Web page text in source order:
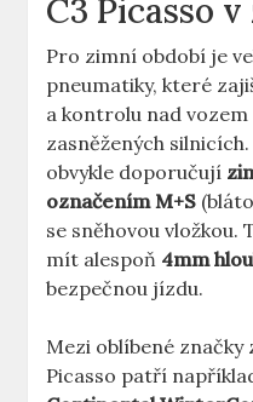
C3 Picasso v
Pro zimní období je
pneumatiky, které
a kontrolu nad vozem
zasněžených
obvykle doporučují
označením M+S
se sněhovou vložkou.
mít alespoň 4mm
bezpečnou jízdu.
Mezi oblíbené
Picasso patří